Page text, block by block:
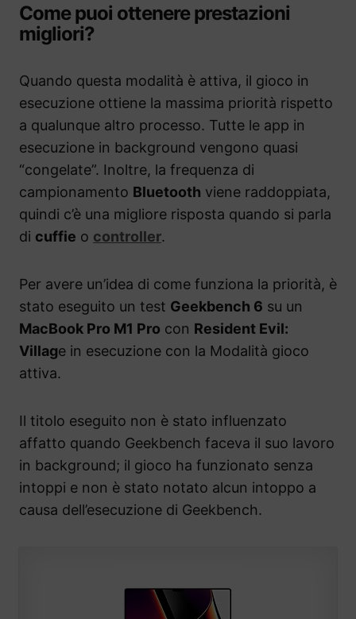
Come puoi ottenere prestazioni
migliori?
Quando questa modalità è attiva, il gioco in
esecuzione ottiene la massima priorità rispetto
a qualunque altro processo. Tutte le app in
esecuzione in background vengono quasi
“congelate”. Inoltre, la frequenza di
campionamento Bluetooth viene raddoppiata,
quindi c’è una migliore risposta quando si parla
di cuffie o controller.
Per avere un’idea di come funziona la priorità, è
stato eseguito un test Geekbench 6 su un
MacBook Pro M1 Pro con Resident Evil:
Village in esecuzione con la Modalità gioco
attiva.
Il titolo eseguito non è stato influenzato
affatto quando Geekbench faceva il suo lavoro
in background; il gioco ha funzionato senza
intoppi e non è stato notato alcun intoppo a
causa dell’esecuzione di Geekbench.